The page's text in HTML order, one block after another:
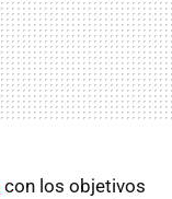
con los objetivos